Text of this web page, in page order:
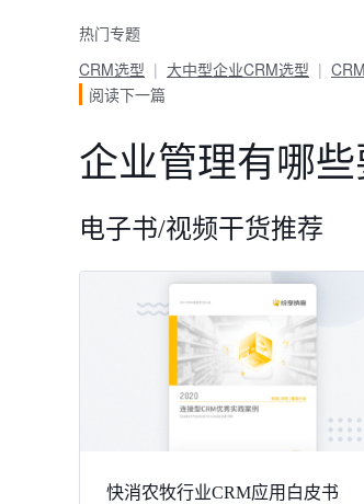
热门专题
CRM选型
大中型企业CRM选型
阅读下一篇
企业管理有哪些
电子书/视频干货推荐
快消农牧行业CRM应用白皮书